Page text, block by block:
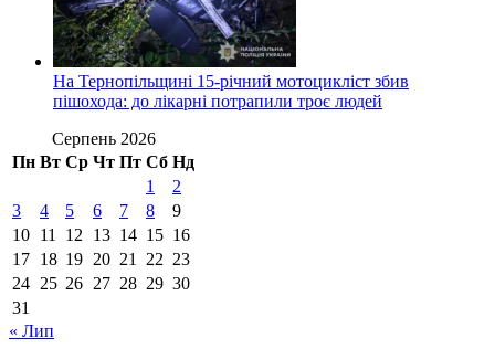
На Тернопільщині 15-річний мотоцикліст збив
пішохода: до лікарні потрапили троє людей
Серпень 2026
Пн Вт Ср Чт Пт Сб Нд
1
2
3
4 5 6 7 8
9
10 11 12 13 14 15 16
17 18 19 20 21 22 23
24 25 26 27 28 29 30
31
« Лип